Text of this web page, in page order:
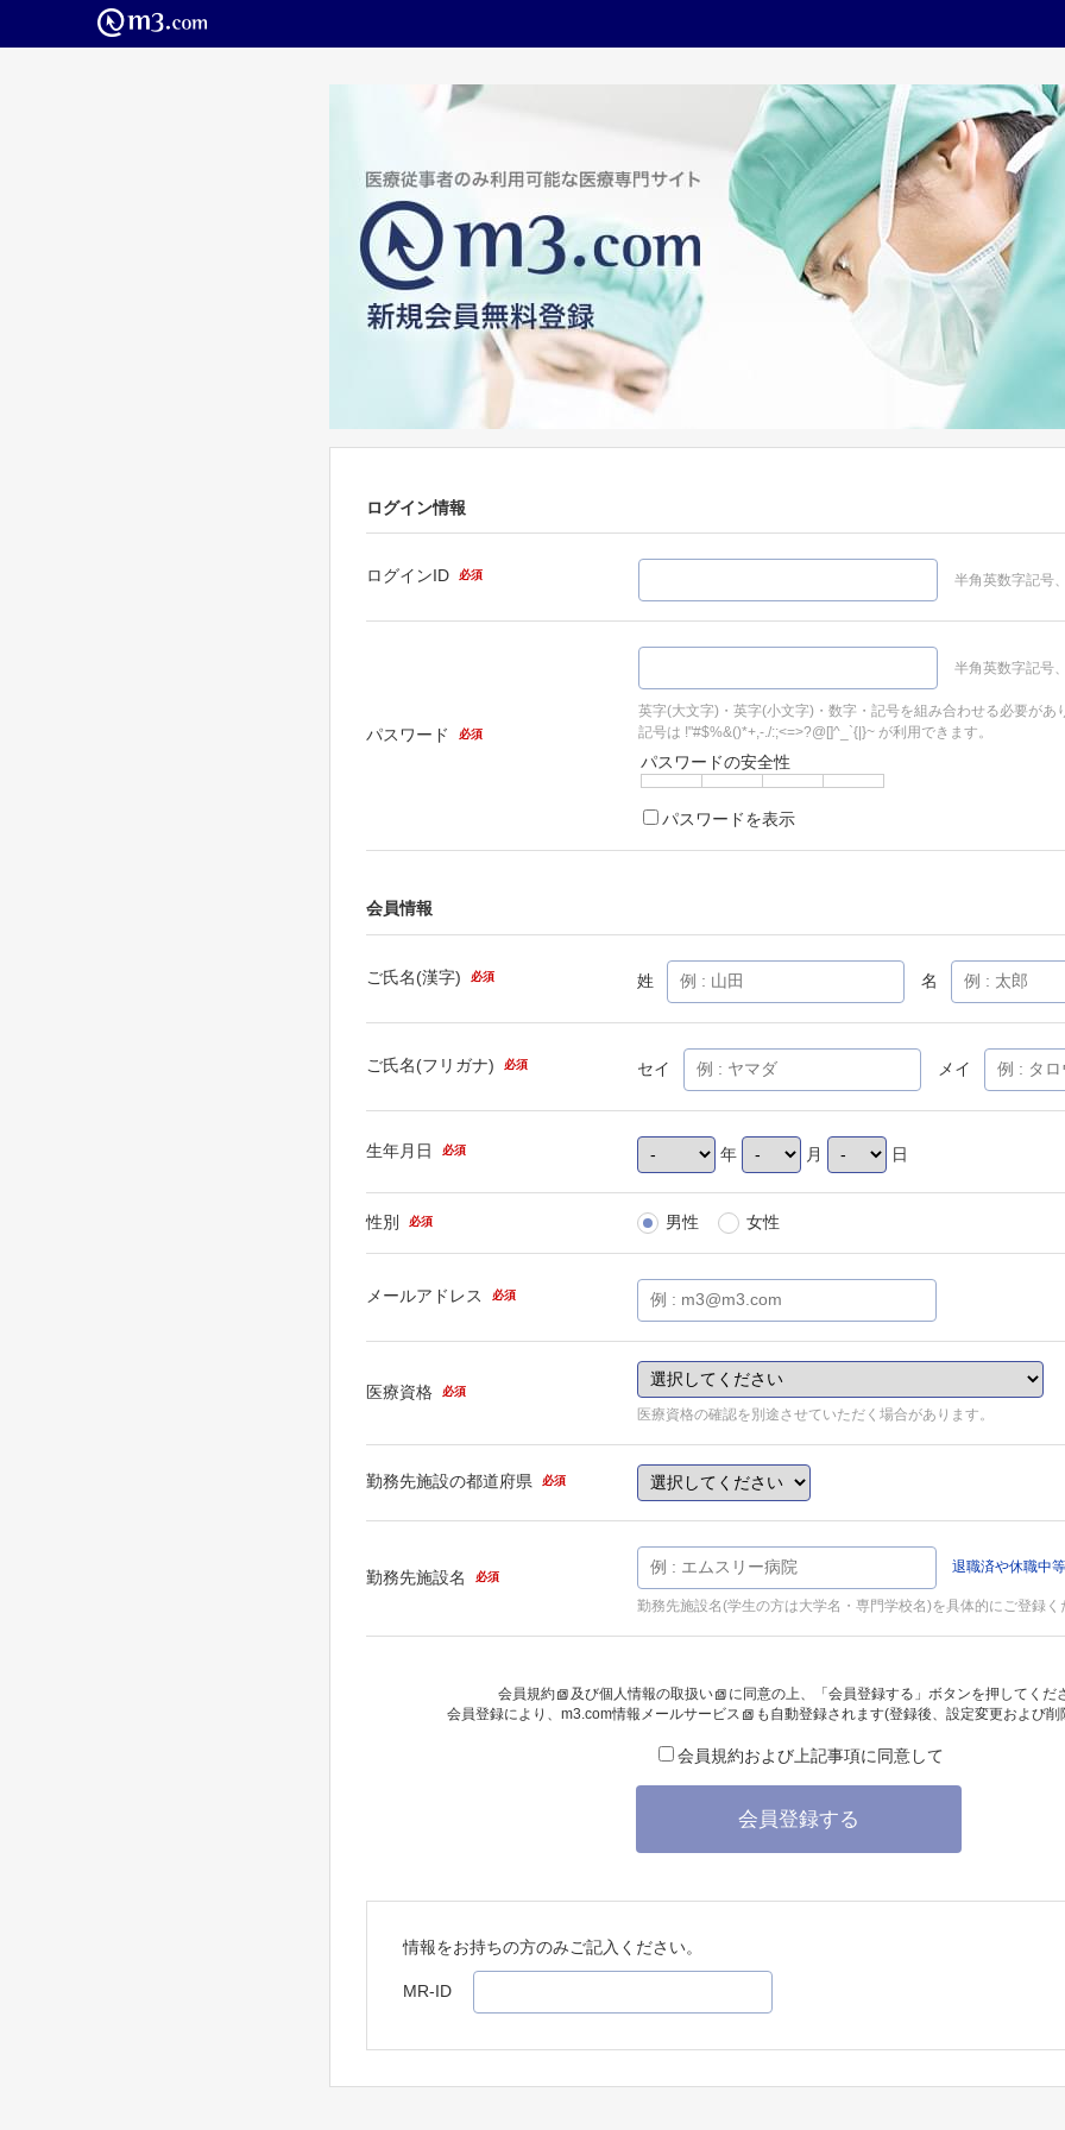
ログイン情報
ログインID 必須 半角英数字記号
パスワード 必須
半角英数字記号
英字(大文字)・英字(小文字)・数字・記号を組み合わせる必要があ
記号は !"#$%&()*+,-./:;<=>?@[]^_`{|}~ が利用できます。
パスワードの安全性
パスワードを表示
会員情報
ご氏名(漢字) 必須 姓 名
ご氏名(フリガナ) 必須 セイ メイ
生年月日 必須 年 月 日
性別 必須 男性 女性
メールアドレス 必須
医療資格 必須
医療資格の確認を別途させていただく場合があります。
勤務先施設の都道府県 必須
勤務先施設名 必須
退職済や休職中
勤務先施設名(学生の方は大学名・専門学校名)を具体的にご登録く
会員規約 及び個人情報の取扱い
に同意の上、「会員登録する」ボタンを押してくだ
会員登録により、 m3.com情報メールサービス も自動登録されます(登録後、設定変更および
会員規約および上記事項に同意して
会員登録する
情報をお持ちの方のみご記入ください。
MR-ID